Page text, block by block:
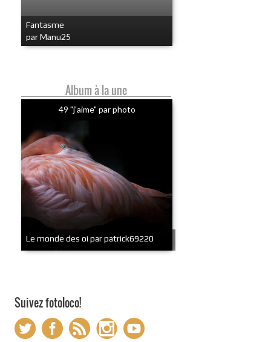
Fantasme
par Manu25
Album à la une
49 "j'aime" par photo
Le monde des oi par patrick69220
Suivez fotoloco!